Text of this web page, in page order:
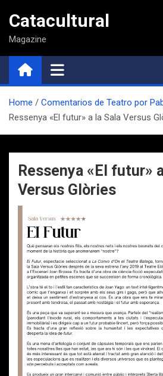
contenido
Catacultural
Magazine
Home
Comentarios de Teatro por
Ressenya «El futur» a la Sala Versus
Ressenya «El futur»
Versus Glòries